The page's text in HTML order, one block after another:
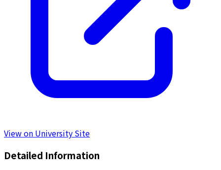
View on University Site
Detailed Information